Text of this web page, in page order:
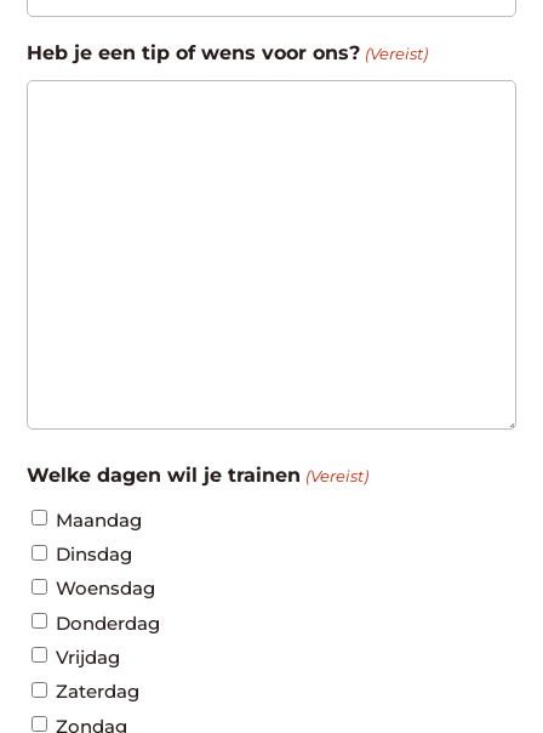
Heb je een tip of wens voor ons? (Vereist)
Welke dagen wil je trainen (Vereist)
Maandag
Dinsdag
Woensdag
Donderdag
Vrijdag
Zaterdag
Zondag